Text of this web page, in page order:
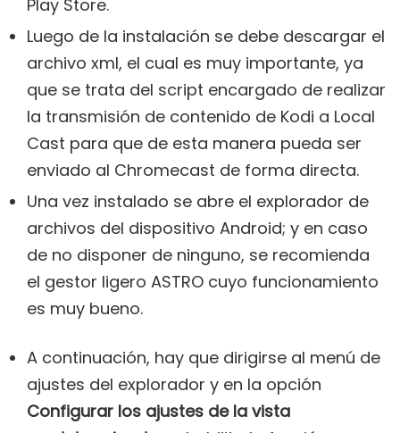
Play Store.
Luego de la instalación se debe descargar el
archivo xml, el cual es muy importante, ya
que se trata del script encargado de realizar
la transmisión de contenido de Kodi a Local
Cast para que de esta manera pueda ser
enviado al Chromecast de forma directa.
Una vez instalado se abre el explorador de
archivos del dispositivo Android; y en caso
de no disponer de ninguno, se recomienda
el gestor ligero ASTRO cuyo funcionamiento
es muy bueno.
A continuación, hay que dirigirse al menú de
ajustes del explorador y en la opción
Configurar los ajustes de la vista